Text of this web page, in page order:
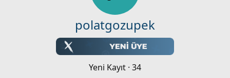
polatgozupek
Yeni Kayıt · 34